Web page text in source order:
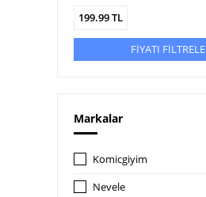
199.99TL
FİYATI FİLTRELE
Markalar
Komicgiyim
Nevele